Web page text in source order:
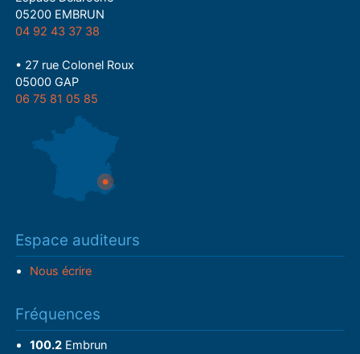
05200 EMBRUN
04 92 43 37 38
• 27 rue Colonel Roux
05000 GAP
06 75 81 05 85
Espace auditeurs
Nous écrire
Fréquences
100.2Embrun